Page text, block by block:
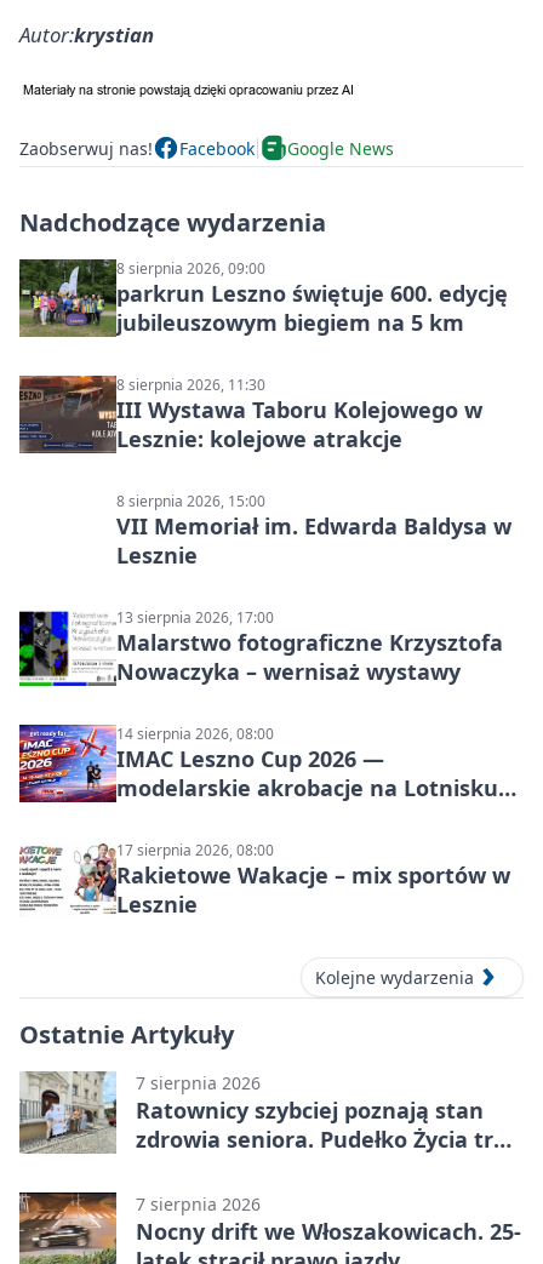
Autor:krystian
Zaobserwuj nas! Facebook Google News
Nadchodzące wydarzenia
8 sierpnia 2026, 09:00
parkrun Leszno świętuje 600. edycję
jubileuszowym biegiem na 5 km
8 sierpnia 2026, 11:30
III Wystawa Taboru Kolejowego w
Lesznie: kolejowe atrakcje
8 sierpnia 2026, 15:00
VII Memoriał im. Edwarda Baldysa w
Lesznie
13 sierpnia 2026, 17:00
Malarstwo fotograficzne Krzysztofa
Nowaczyka – wernisaż wystawy
14 sierpnia 2026, 08:00
IMAC Leszno Cup 2026 —
modelarskie akrobacje na Lotnisku
17 sierpnia 2026, 08:00
Rakietowe Wakacje – mix sportów w
Lesznie
Kolejne wydarzenia
Ostatnie Artykuły
7 sierpnia 2026
Ratownicy szybciej poznają stan
zdrowia seniora. Pudełko Życia trafi
7 sierpnia 2026
Nocny drift we Włoszakowicach. 25-